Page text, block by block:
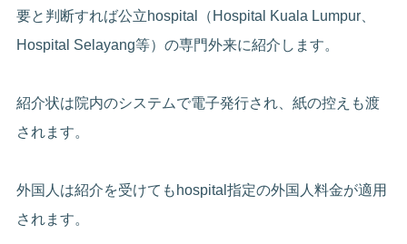
要と判断すれば公立hospital（Hospital Kuala Lumpur、
Hospital Selayang等）の専門外来に紹介します。
紹介状は院内のシステムで電子発行され、紙の控えも渡
されます。
外国人は紹介を受けてもhospital指定の外国人料金が適用
されます。